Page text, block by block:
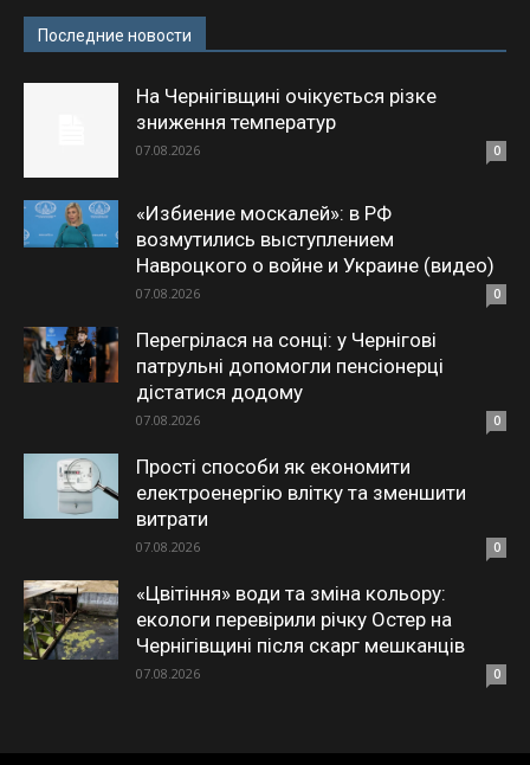
Последние новости
На Чернігівщині очікується різке
зниження температур
07.08.2026 0
«Избиение москалей»: в РФ
возмутились выступлением
Навроцкого о войне и Украине (видео)
07.08.2026 0
Перегрілася на сонці: у Чернігові
патрульні допомогли пенсіонерці
дістатися додому
07.08.2026 0
Прості способи як економити
електроенергію влітку та зменшити
витрати
07.08.2026 0
«Цвітіння» води та зміна кольору:
екологи перевірили річку Остер на
Чернігівщині після скарг мешканців
07.08.2026 0